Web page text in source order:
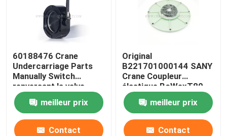
60188476 Crane
Undercarriage Parts
Manually Switch
renversant la valve
pour SANY JZF80FD
meilleur prix
Contact
Original
B221701000144 SANY
Crane Coupleur
élastique BoWexT80-
11.5
meilleur prix
Contact